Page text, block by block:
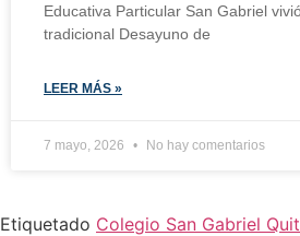
Educativa Particular San Gabriel
tradicional Desayuno de
LEER MÁS »
7 mayo, 2026 No hay comentarios
Etiquetado Colegio San Gabriel